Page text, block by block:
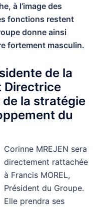
à l’image des
fonctions restent
donne ainsi
fortement masculin.
de la
Directrice
de la stratégie
du
Corinne MREJEN sera
directement rattachée
à Francis MOREL,
Président du Groupe.
Elle prendra ses